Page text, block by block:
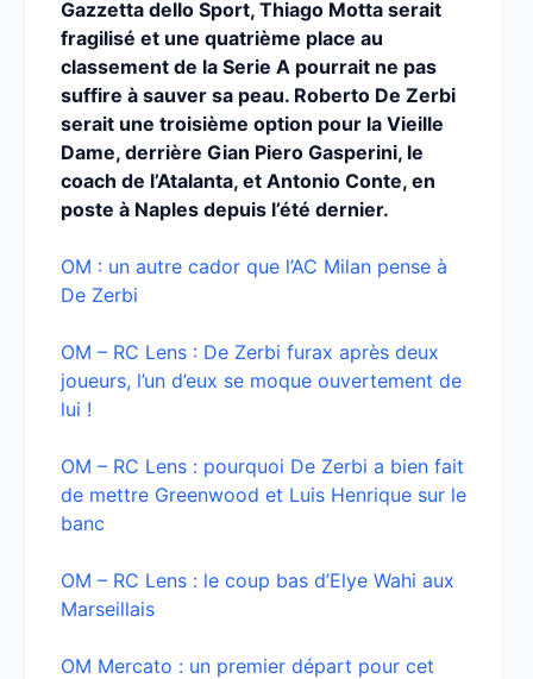
Gazzetta dello Sport, Thiago Motta serait
fragilisé et une quatrième place au
classement de la Serie A pourrait ne pas
suffire à sauver sa peau. Roberto De Zerbi
serait une troisième option pour la Vieille
Dame, derrière Gian Piero Gasperini, le
coach de l’Atalanta, et Antonio Conte, en
poste à Naples depuis l’été dernier.
OM : un autre cador que l’AC Milan pense à
De Zerbi
OM – RC Lens : De Zerbi furax après deux
joueurs, l’un d’eux se moque ouvertement de
lui !
OM – RC Lens : pourquoi De Zerbi a bien fait
de mettre Greenwood et Luis Henrique sur le
banc
OM – RC Lens : le coup bas d’Elye Wahi aux
Marseillais
OM Mercato : un premier départ pour cet